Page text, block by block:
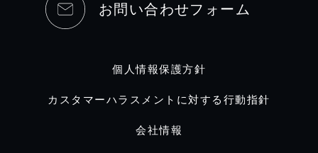
お問い合わせフォーム
個人情報保護方針
カスタマーハラスメントに対する行動指針
会社情報